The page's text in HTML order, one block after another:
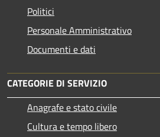
Politici
Personale Amministrativo
Documenti e dati
CATEGORIE DI SERVIZIO
Anagrafe e stato civile
Cultura e tempo libero